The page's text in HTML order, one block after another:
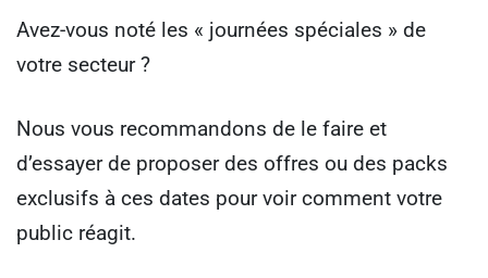
Avez-vous noté les « journées spéciales » de
votre secteur ?
Nous vous recommandons de le faire et
d’essayer de proposer des offres ou des packs
exclusifs à ces dates pour voir comment votre
public réagit.